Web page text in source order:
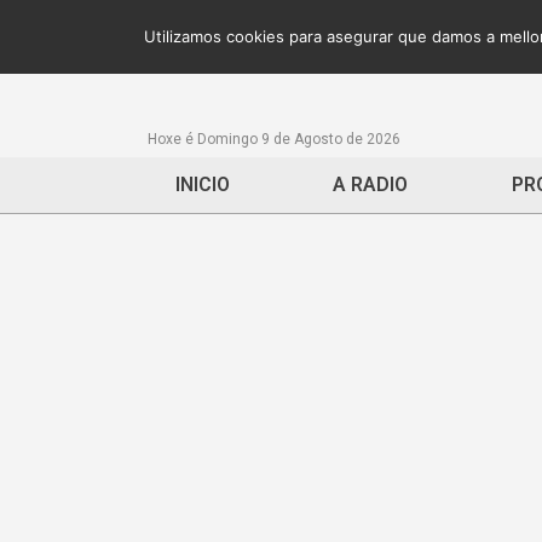
Hoxe é Domingo 9 de Agosto de 2026
INICIO A RADIO
Utilizamos cookies para asegurar que damos a